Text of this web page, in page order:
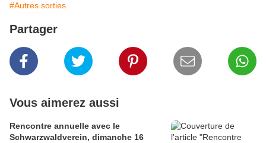
#Autres sorties
Partager
Vous aimerez aussi
Rencontre annuelle avec le
Schwarzwaldverein, dimanche 16